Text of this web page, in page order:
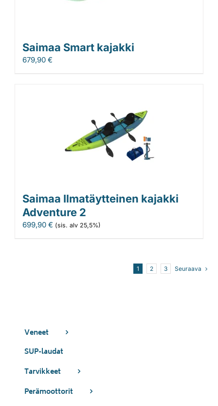
Saimaa Smart kajakki
679,90 €
Saimaa Ilmatäytteinen kajakki
Adventure 2
699,90 € (sis. alv 25,5%)
1 2 3 Seuraava
Veneet
SUP-laudat
Tarvikkeet
Perämoottorit